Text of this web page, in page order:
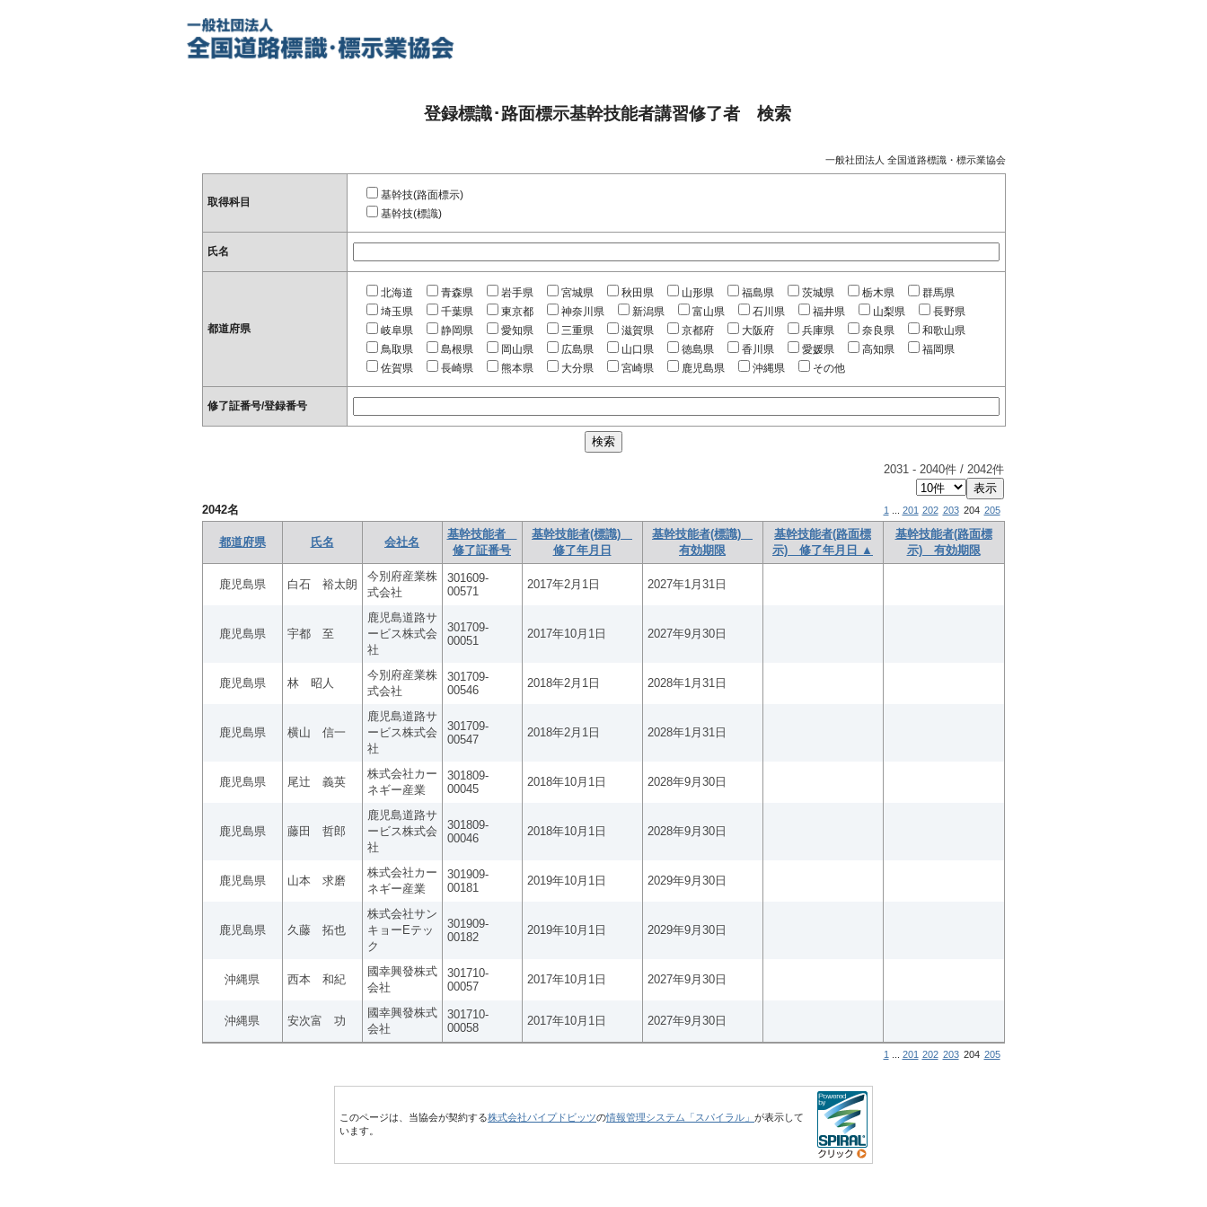
登録標識･路面標示基幹技能者講習修了者 検索
一般社団法人 全国道路標識・標示業協会
取得科目
基幹技(路面標示)
基幹技(標識)
氏名
都道府県
北海道 青森県 岩手県 宮城県 秋田県 山形県 福島県 茨城県 栃木県
群馬県
埼玉県
千葉県 東京都 神奈川県 新潟県 富山県 石川県 福井県 山梨県
長野県
岐阜県
静岡県 愛知県 三重県 滋賀県 京都府 大阪府 兵庫県 奈良県
和歌山県
鳥取県
島根県 岡山県 広島県 山口県 徳島県 香川県 愛媛県 高知県
福岡県
佐賀県
長崎県 熊本県 大分県 宮崎県 鹿児島県 沖縄県 その他
修了証番号/登録番号
2031- 2040件 / 2042件
2042名 1 201 202 203 204 205
都道府県 氏名 会社名
基幹技能者
修了証番号
基幹技能者(標識)
修了年月日
基幹技能者(標識)
有効期限
基幹技能者(路面標
示) 修了年月日 ▲
基幹技能者(路面標
示) 有効期限
鹿児島県 白石 裕太朗
今別府産業株
式会社
301609-
00571
2017年2月1日 2027年1月31日
鹿児島県 宇都 至
鹿児島道路サ
ービス株式会
社
301709-
00051
2017年10月1日 2027年9月30日
鹿児島県 林 昭人
今別府産業株
式会社
301709-
00546
2018年2月1日 2028年1月31日
鹿児島県 横山 信一
鹿児島道路サ
ービス株式会
社
301709-
00547
2018年2月1日 2028年1月31日
鹿児島県 尾辻 義英
株式会社カー
ネギー産業
301809-
00045
2018年10月1日 2028年9月30日
鹿児島県 藤田 哲郎
鹿児島道路サ
ービス株式会
社
301809-
00046
2018年10月1日 2028年9月30日
鹿児島県 山本 求磨
株式会社カー
ネギー産業
301909-
00181
2019年10月1日 2029年9月30日
鹿児島県 久藤 拓也
株式会社サン
キョーEテッ
ク
301909-
00182
2019年10月1日 2029年9月30日
沖縄県 西本 和紀
國幸興發株式
会社
301710-
00057
2017年10月1日 2027年9月30日
沖縄県 安次富 功
國幸興發株式
会社
301710-
00058
2017年10月1日 2027年9月30日
1 201 202 203 204 205
このページは、当協会が契約する株式会社パイプドビッツの情報管理システム「スパイラル」 が表示して
います。